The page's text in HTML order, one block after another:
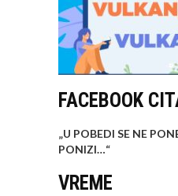
FACEBOOK
„U POBEDI SE NE
PONIZI…“
VREME